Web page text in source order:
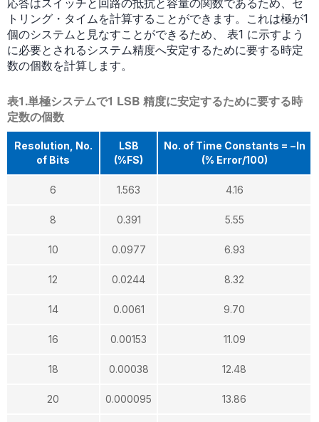
応答はスイッチと回路の抵抗と容量の関数であるため、セ
トリング・タイムを計算することができます。これは極が1
個のシステムと見なすことができるため、 表1 に示すよう
に必要とされるシステム精度へ安定するために要する時定
数の個数を計算します。
表1.単極システムで1 LSB 精度に安定するために要する時
定数の個数
Resolution, No.
of Bits
LSB
(%FS)
No. of Time Constants = −ln
(% Error/100)
6 1.563 4.16
8 0.391 5.55
10 0.0977 6.93
12 0.0244 8.32
14 0.0061 9.70
16 0.00153 11.09
18 0.00038 12.48
20 0.000095 13.86